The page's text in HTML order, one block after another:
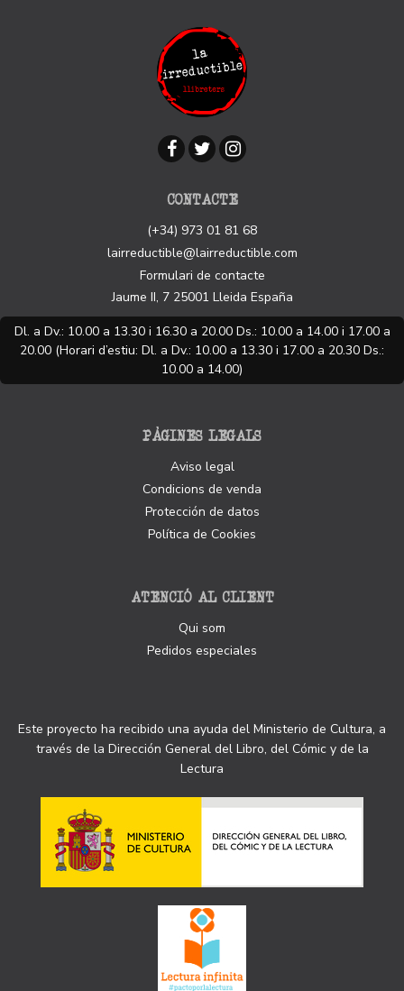
CONTACTE
(+34) 973 01 81 68
lairreductible@lairreductible.com
Formulari de contacte
Jaume II, 7 25001 Lleida España
Dl. a Dv.: 10.00 a 13.30 i 16.30 a 20.00 Ds.: 10.00 a 14.00 i 17.00 a
20.00 (Horari d’estiu: Dl. a Dv.: 10.00 a 13.30 i 17.00 a 20.30 Ds.:
10.00 a 14.00)
PÀGINES LEGALS
Aviso legal
Condicions de venda
Protección de datos
Política de Cookies
ATENCIÓ AL CLIENT
Qui som
Pedidos especiales
Este proyecto ha recibido una ayuda del Ministerio de Cultura, a
través de la Dirección General del Libro, del Cómic y de la
Lectura